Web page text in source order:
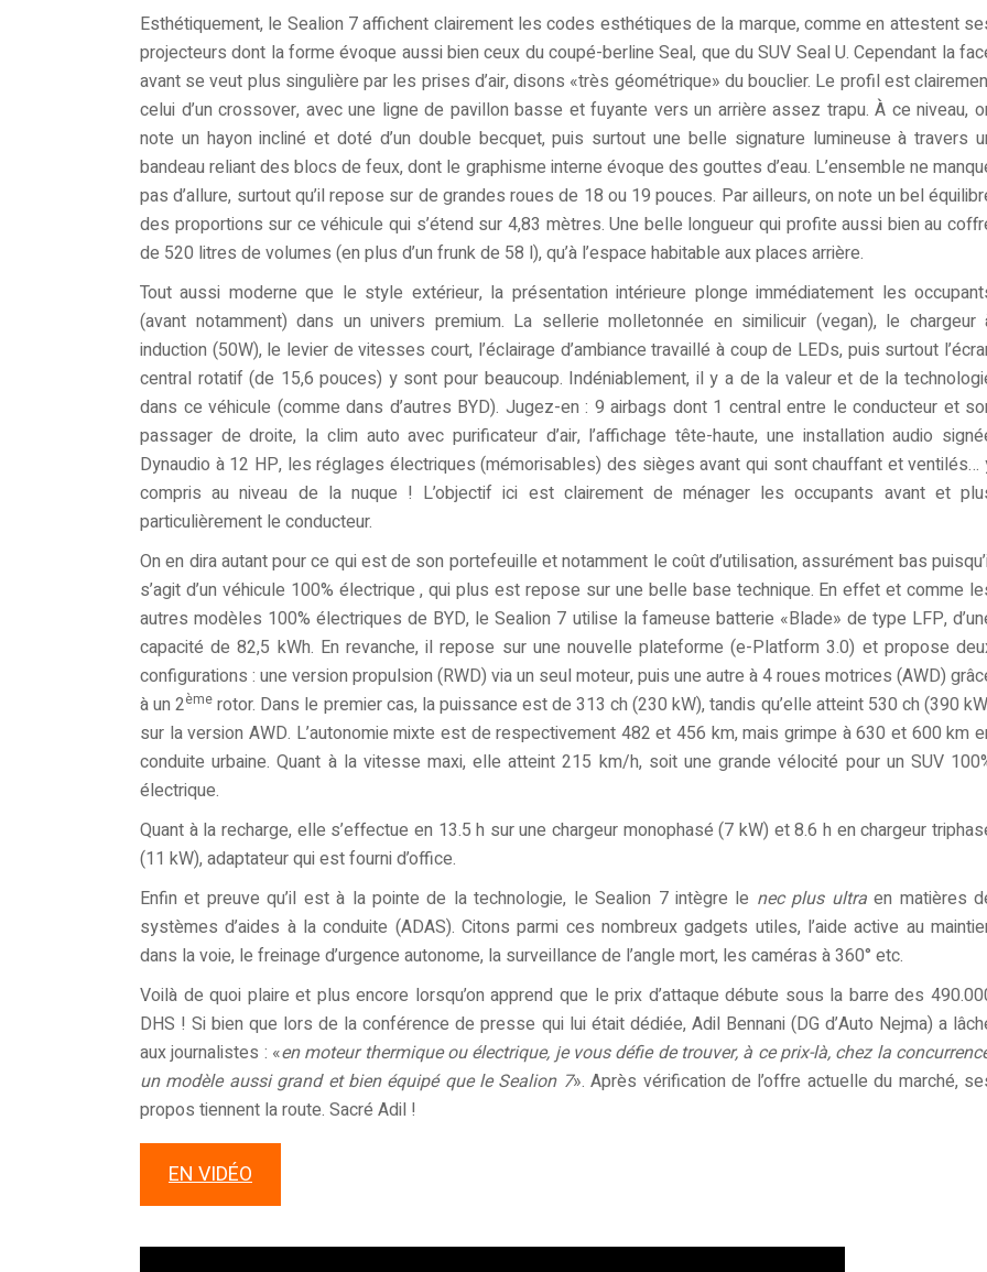
Esthétiquement, le Sealion 7 affichent clairement les codes esthétiques de la marque, comme en attestent
projecteurs dont la forme évoque aussi bien ceux du coupé-berline Seal, que du SUV Seal U. Cependant la
avant se veut plus singulière par les prises d’air, disons «très géométrique» du bouclier. Le profil est
celui d’un crossover, avec une ligne de pavillon basse et fuyante vers un arrière assez trapu. À ce niveau,
note un hayon incliné et doté d’un double becquet, puis surtout une belle signature lumineuse à travers
bandeau reliant des blocs de feux, dont le graphisme interne évoque des gouttes d’eau. L’ensemble ne
pas d’allure, surtout qu’il repose sur de grandes roues de 18 ou 19 pouces. Par ailleurs, on note un bel
des proportions sur ce véhicule qui s’étend sur 4,83 mètres. Une belle longueur qui profite aussi bien au
de 520 litres de volumes (en plus d’un frunk de 58 l), qu’à l’espace habitable aux places arrière.
Tout aussi moderne que le style extérieur, la présentation intérieure plonge immédiatement les
(avant notamment) dans un univers premium. La sellerie molletonnée en similicuir (vegan), le chargeur
induction (50W), le levier de vitesses court, l’éclairage d’ambiance travaillé à coup de LEDs, puis surtout
central rotatif (de 15,6 pouces) y sont pour beaucoup. Indéniablement, il y a de la valeur et de la
dans ce véhicule (comme dans d’autres BYD). Jugez-en : 9 airbags dont 1 central entre le conducteur et
passager de droite, la clim auto avec purificateur d’air, l’affichage tête-haute, une installation audio
Dynaudio à 12 HP, les réglages électriques (mémorisables) des sièges avant qui sont chauffant et ventilés…
compris au niveau de la nuque ! L’objectif ici est clairement de ménager les occupants avant et
particulièrement le conducteur.
On en dira autant pour ce qui est de son portefeuille et notamment le coût d’utilisation, assurément bas
s’agit d’un véhicule 100% électrique , qui plus est repose sur une belle base technique. En effet et comme
autres modèles 100% électriques de BYD, le Sealion 7 utilise la fameuse batterie «Blade» de type LFP,
capacité de 82,5 kWh. En revanche, il repose sur une nouvelle plateforme (e-Platform 3.0) et propose
configurations : une version propulsion (RWD) via un seul moteur, puis une autre à 4 roues motrices (AWD)
à un 2ème rotor. Dans le premier cas, la puissance est de 313 ch (230 kW), tandis qu’elle atteint 530 ch (390
sur la version AWD. L’autonomie mixte est de respectivement 482 et 456 km, mais grimpe à 630 et 600 km
conduite urbaine. Quant à la vitesse maxi, elle atteint 215 km/h, soit une grande vélocité pour un SUV
électrique.
Quant à la recharge, elle s’effectue en 13.5 h sur une chargeur monophasé (7 kW) et 8.6 h en chargeur
(11 kW), adaptateur qui est fourni d’office.
Enfin et preuve qu’il est à la pointe de la technologie, le Sealion 7 intègre le nec plus ultraen matières
systèmes d’aides à la conduite (ADAS). Citons parmi ces nombreux gadgets utiles, l’aide active au
dans la voie, le freinage d’urgence autonome, la surveillance de l’angle mort, les caméras à 360° etc.
Voilà de quoi plaire et plus encore lorsqu’on apprend que le prix d’attaque débute sous la barre des
DHS ! Si bien que lors de la conférence de presse qui lui était dédiée, Adil Bennani (DG d’Auto Nejma) a
aux journalistes : «en moteur thermique ou électrique, je vous défie de trouver, à ce prix-là, chez la
un modèle aussi grand et bien équipé que le Sealion 7». Après vérification de l’offre actuelle du marché,
propos tiennent la route. Sacré Adil !
EN VIDÉO